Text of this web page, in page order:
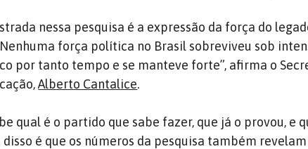
nessa pesquisa é a expressão da força do
Nenhuma força política no Brasil sobreviveu sob
por tanto tempo e se manteve forte”, afirma o
Alberto Cantalice.
qual é o partido que sabe fazer, que já o provou, e
é que os números da pesquisa também revelam